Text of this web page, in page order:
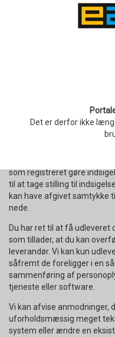
Det er derfor ikke
af Persondataforordningen
Hvis vi behandler urigtige
til at opbevare
lovgivning, hvorfor vi i en
som registreret gøre
til at tage stilling til
kan have afgivet
nede.
Du har ret til at få
som tillader, at du kan
leverandør. Vi kan kun
såfremt de foreligger i en
sammenføring af
tjeneste eller software.
Vi kan afvise anmodninger,
uforholdsmæssig meget
system eller ændre en